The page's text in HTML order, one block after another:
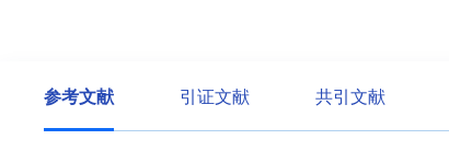
参考文献 引证文献 共引文献